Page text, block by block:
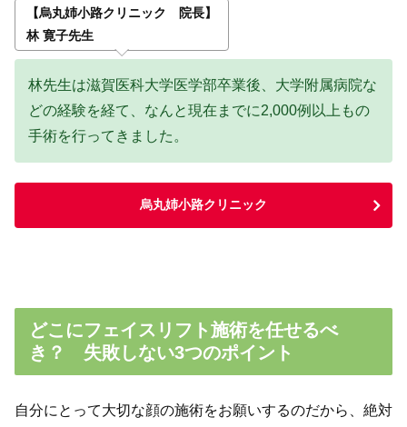
【烏丸姉小路クリニック 院長】
林 寛子先生
林先生は滋賀医科大学医学部卒業後、大学附属病院な
どの経験を経て、なんと現在までに2,000例以上もの
手術を行ってきました。
烏丸姉小路クリニック
どこにフェイスリフト施術を任せるべ
き？ 失敗しない3つのポイント
自分にとって大切な顔の施術をお願いするのだから、絶対